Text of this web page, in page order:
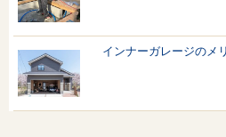
インナーガレージのメ